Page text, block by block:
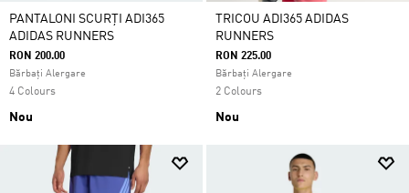
PANTALONI SCURȚI ADI365
ADIDAS RUNNERS
RON 200.00
Bărbați Alergare
4 Colours
Nou
TRICOU ADI365 ADIDAS
RUNNERS
RON 225.00
Bărbați Alergare
2 Colours
Nou